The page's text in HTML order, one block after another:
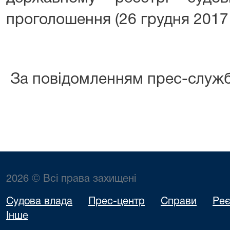
проголошення (26 грудня
За повідомленням прес-
2026 © Всі права захищені
Судова влада Прес-центр Справи
Інше